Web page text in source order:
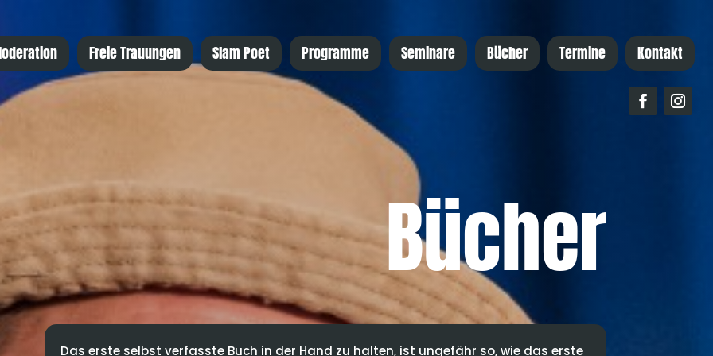
Freie Trauungen Slam Poet Programme Seminare Bücher Termine Kontakt
Bücher
Das erste selbst verfasste Buch in der Hand zu halten, ist ungefähr so, wie das erste